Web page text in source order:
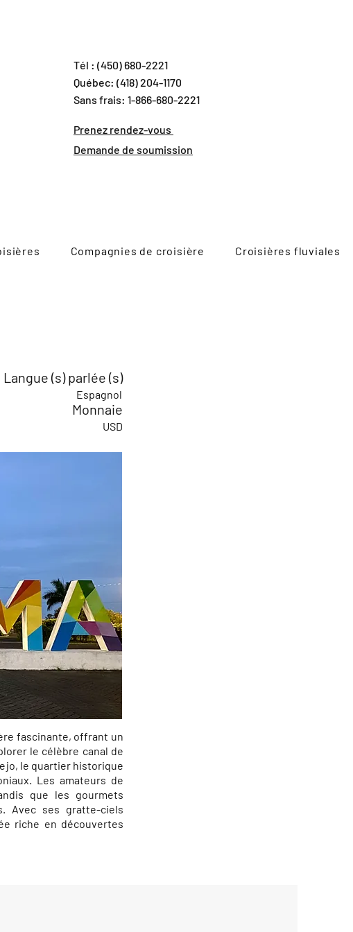
Tél : (450) 680-2221
Québec: (418) 204-1170
Sans frais: 1-866-680-2221
Prenez rendez-vous
Demande de soumission
Compagnies de croisière Croisières fluviales
Langue (s) parlée (s)
Espagnol
Monnaie
USD
fascinante, offrant un
le célèbre canal de
le quartier historique
Les amateurs de
que les gourmets
Avec ses gratte-ciels
riche en découvertes